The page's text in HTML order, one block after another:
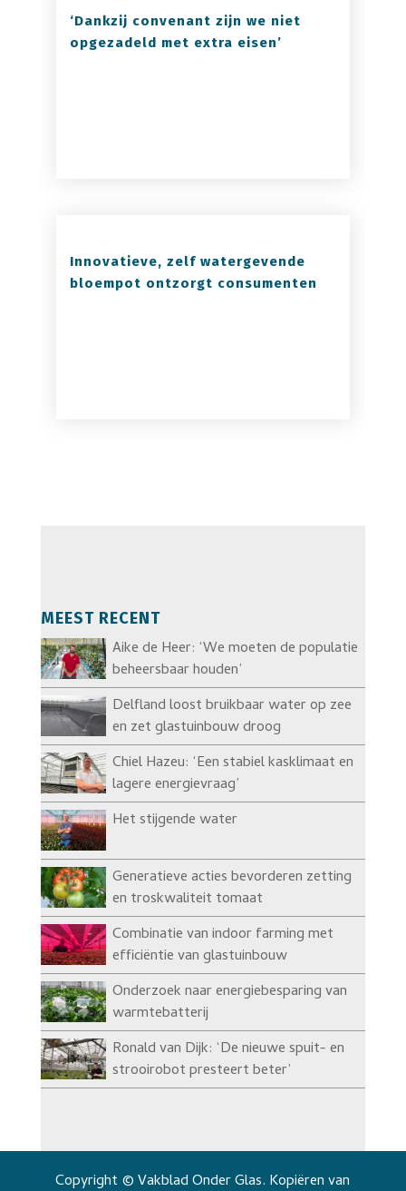
‘Dankzij convenant zijn we niet
opgezadeld met extra eisen’
Innovatieve, zelf watergevende
bloempot ontzorgt consumenten
MEEST RECENT
Aike de Heer: ‘We moeten de populatie
beheersbaar houden’
Delfland loost bruikbaar water op zee
en zet glastuinbouw droog
Chiel Hazeu: ‘Een stabiel kasklimaat en
lagere energievraag’
Het stijgende water
Generatieve acties bevorderen zetting
en troskwaliteit tomaat
Combinatie van indoor farming met
efficiëntie van glastuinbouw
Onderzoek naar energiebesparing van
warmtebatterij
Ronald van Dijk: ‘De nieuwe spuit- en
strooirobot presteert beter’
Copyright © Vakblad Onder Glas. Kopiëren van